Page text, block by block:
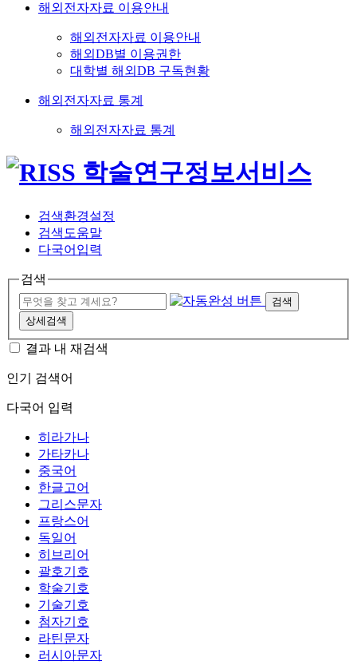
해외전자자료 이용안내
해외전자자료 이용안내
해외DB별 이용권한
대학별 해외DB 구독현황
해외전자자료 통계
해외전자자료 통계
검색환경설정
검색도움말
다국어입력
검색
검색
상세검색
결과 내 재검색
인기 검색어
다국어 입력
히라가나
가타카나
중국어
한글고어
그리스문자
프랑스어
독일어
히브리어
괄호기호
학술기호
기술기호
첨자기호
라틴문자
러시아문자